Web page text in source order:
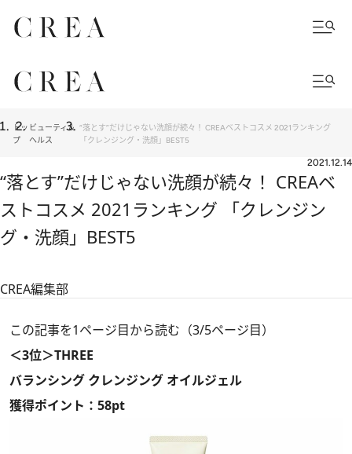
トッ
プ
ビューティ＆
ヘルス
“落とす”だけじゃない洗顔が続々！ CREAベストコスメ 2021ランキング
「クレンジング・洗顔」BEST5
2021.12.14
“落とす”だけじゃない洗顔が続々！ CREAベ
ストコスメ 2021ランキング 「クレンジン
グ・洗顔」BEST5
CREA編集部
この記事を1ページ目から読む（3/5ページ目）
＜3位＞THREE
バランシング クレンジング オイルジェル
獲得ポイント：58pt